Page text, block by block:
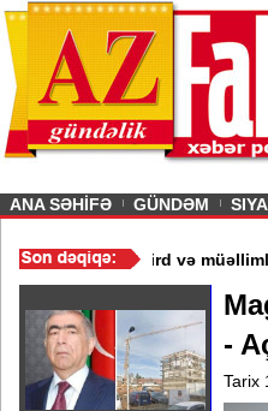
ANA SƏHİFƏ GÜNDƏM
3 məktəb bağlandı - Şagird və
-
Tarix